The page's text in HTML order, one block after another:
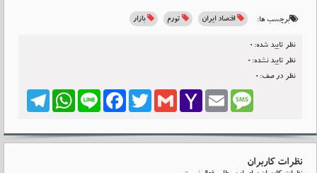
برچسب ها: اقتصاد ایران تورم بازار
نظر تایید شده:0
نظر تایید نشده:0
نظر در صف:0
TelegramWhatsApp LineFacebook Twitter Gmail
Yahoo
Email Message
نظرات کاربران